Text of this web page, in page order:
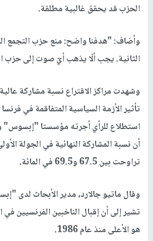
الحزب قد يحقق غالبية مطلقة.
وأضاف: "هدفنا واضح: منع حزب التجمع
الثانية. يجب ألّا يذهب أيّ صوت إلى حزب
وشهدت مراكز الاقتراع نسبة مشاركة
تأثير الأزمة السياسية المتفاقمة في
استطلاع للرأي أجرته مؤسستا "إبسوس"
أن نسبة المشاركة النهائية في الجولة
تراوحت بين 67.5 و69.5 في المائة.
وقال ماتيو جالارد، مدير الأبحاث لدى
تشير إلى أن إقبال الناخبين الفرنسيين في
هو الأعلى منذ عام 1986.